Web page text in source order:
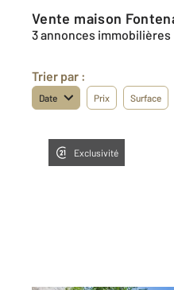
Vente maison
3 annonces immobilières
Trier par :
Date Prix Surface
Exclusivité